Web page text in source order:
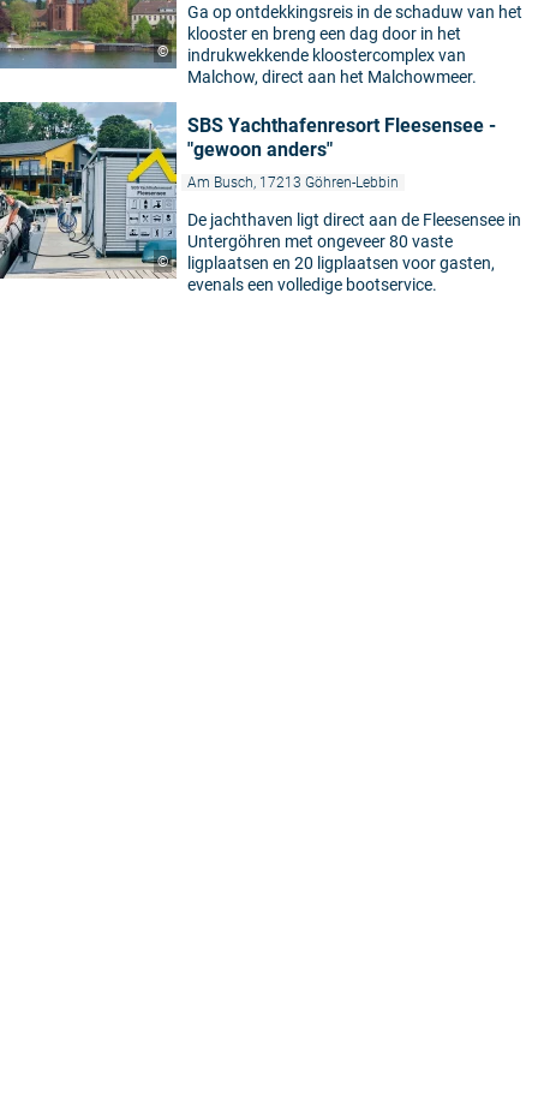
©
Ga op ontdekkingsreis in de schaduw van het
klooster en breng een dag door in het
indrukwekkende kloostercomplex van
Malchow, direct aan het Malchowmeer.
©
SBS Yachthafenresort Fleesensee -
"gewoon anders"
Am Busch, 17213 Göhren-Lebbin
De jachthaven ligt direct aan de Fleesensee in
Untergöhren met ongeveer 80 vaste
ligplaatsen en 20 ligplaatsen voor gasten,
evenals een volledige bootservice.